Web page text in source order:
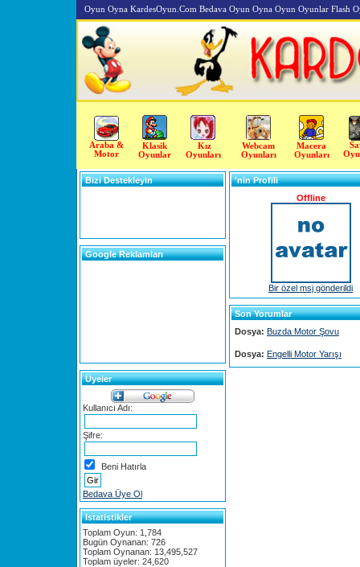
Oyun Oyna KardesOyun.Com Bedava Oyun Oyna Oyun Oyunlar Flash
Araba &
Motor
Klasik
Oyunlar
Kız
Oyunları
Webcam
Oyunları
Macera
Oyunları
Bizi Destekleyin
Google Reklamları
Üyeler
Kullanıcı Adı:
Şifre:
Beni Hatırla
Bedava Üye Ol
Istatistikler
Toplam Oyun: 1,784
Bugün Oynanan: 726
Toplam Oynanan: 13,495,527
Toplam üyeler: 24,620
'nin Profili
Offline
Bir özel msj gönderildi
Son Yorumlar
Dosya: Buzda Motor Şovu
Dosya: Engelli Motor Yarışı